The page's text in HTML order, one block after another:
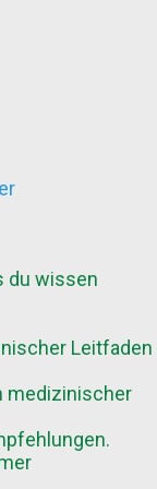
Gastautor
Aspekten
in der
du wissen
Leitfaden
medizinischer